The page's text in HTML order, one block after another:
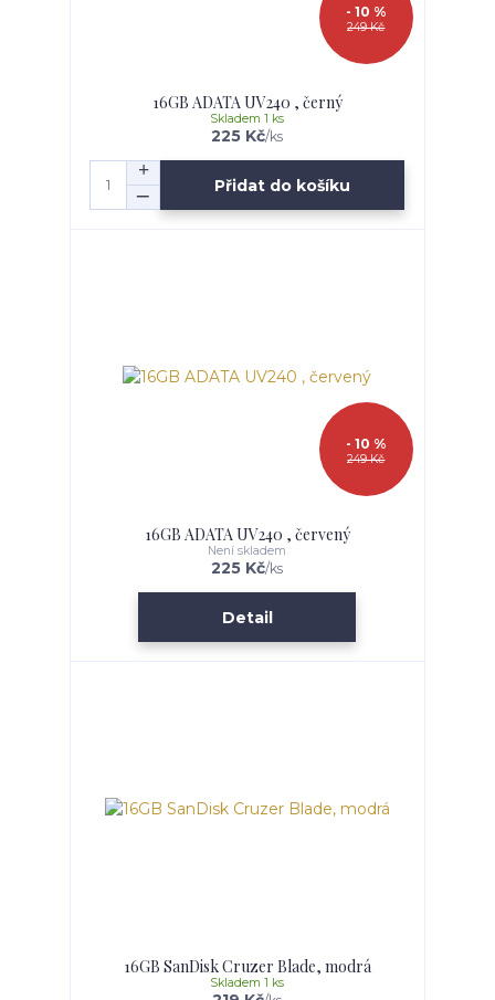
249 Kč
- 10 %
16GB ADATA UV240 , černý
225 Kč/ks
Skladem 1 ks
Přidat do košíku
249 Kč
- 10 %
16GB ADATA UV240 , červený
225 Kč/ks
Není skladem
Detail
16GB SanDisk Cruzer Blade, modrá
Skladem 1 ks